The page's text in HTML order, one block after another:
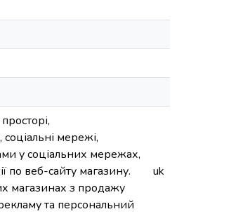
мережі,
у соціальних мережах,
по веб-сайту магазину.
магазинах з продажу
та персональний
uk